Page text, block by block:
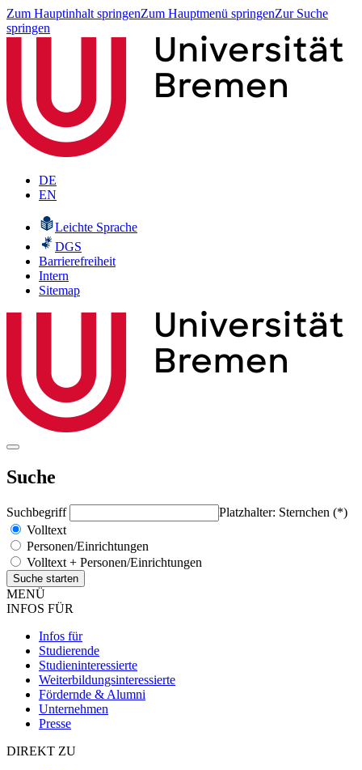
Zum Hauptinhalt springenZum Hauptmenü springenZur Suche
springen
DE
EN
Leichte Sprache
DGS
Barrierefreiheit
Intern
Sitemap
Suche
Suchbegriff
Platzhalter: Sternchen (*)
Volltext
Personen/Einrichtungen
Volltext + Personen/Einrichtungen
MENÜ
INFOS FÜR
Infos für
Studierende
Studieninteressierte
Weiterbildungsinteressierte
Fördernde & Alumni
Unternehmen
Presse
DIREKT ZU